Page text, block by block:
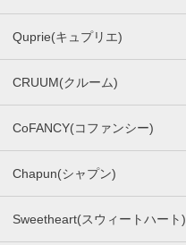
Quprie(キュプリエ)
CRUUM(クルーム)
CoFANCY(コファンシー)
Chapun(シャプン)
Sweetheart(スウィートハート)